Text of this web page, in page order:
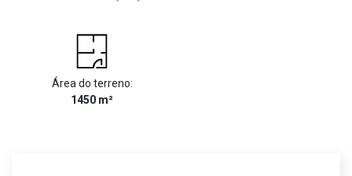
Área do terreno:
1450 m²